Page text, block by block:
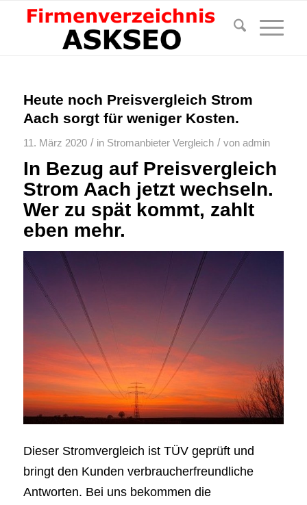
Heute noch Preisvergleich Strom
Aach sorgt für weniger Kosten.
11. März 2020 / in Stromanbieter Vergleich / von admin
In Bezug auf Preisvergleich
Strom Aach jetzt wechseln.
Wer zu spät kommt, zahlt
eben mehr.
Dieser Stromvergleich ist TÜV geprüft und
bringt den Kunden verbraucherfreundliche
Antworten. Bei uns bekommen die